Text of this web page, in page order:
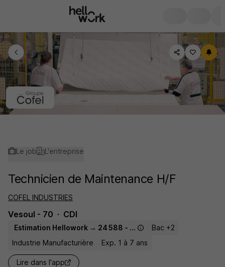
Le job L'entreprise
Technicien de Maintenance H/F
COFEL INDUSTRIES
Vesoul - 70 CDI
Estimation Hellowork → 24 588 - 32 500 € / an
Bac +2
Industrie Manufacturière
Exp. 1 à 7 ans
Lire dans l'app